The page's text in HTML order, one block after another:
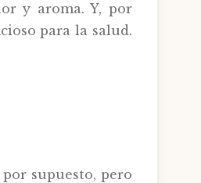
y aroma. Y, por
para la salud.
por supuesto, pero